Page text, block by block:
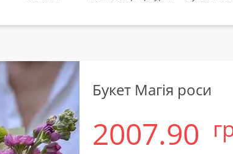
Букет Магія роси
2007.90